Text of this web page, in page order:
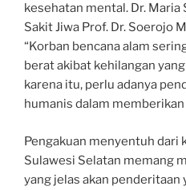
kesehatan mental. Dr. Maria
Sakit Jiwa Prof. Dr. Soerojo
“Korban bencana alam
berat akibat kehilangan
karena itu, perlu adanya
humanis dalam
Pengakuan menyentuh dari
Sulawesi Selatan memang
yang jelas akan penderitaan